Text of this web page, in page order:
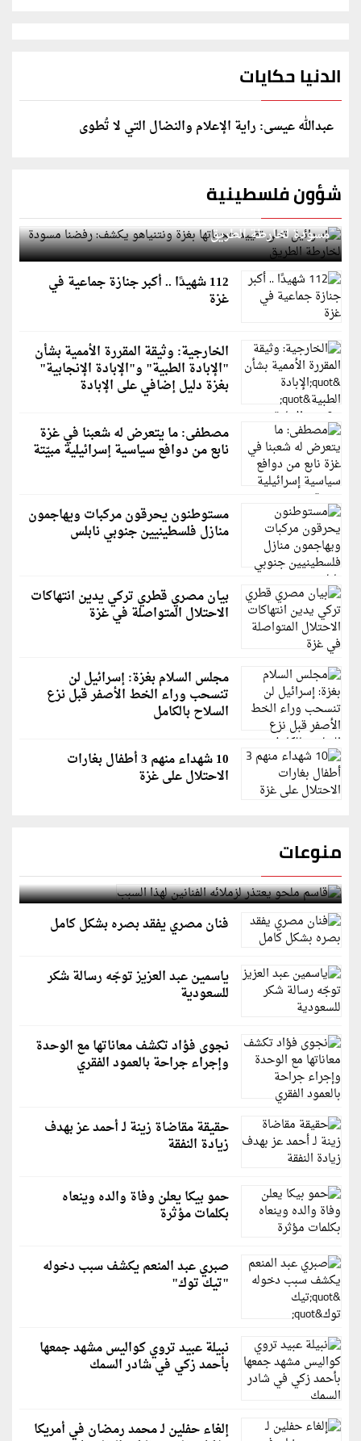
الدنيا حكايات
عبدالله عيسى: راية الإعلام والنضال التي لا تُطوى
شؤون فلسطينية
إسرائيل تعلن تقييد هجماتها بغزة ونتنياهو يكشف: رفضنا
مسودة لخارطة الطريق
112 شهيدًا .. أكبر جنازة جماعية في
غزة
الخارجية: وثيقة المقررة الأممية بشأن
"الإبادة الطبية" و"الإبادة الإنجابية"
بغزة دليل إضافي على الإبادة
مصطفى: ما يتعرض له شعبنا في غزة
نابع من دوافع سياسية إسرائيلية مبيّتة
مستوطنون يحرقون مركبات ويهاجمون
منازل فلسطينيين جنوبي نابلس
بيان مصري قطري تركي يدين انتهاكات
الاحتلال المتواصلة في غزة
مجلس السلام بغزة: إسرائيل لن
تنسحب وراء الخط الأصفر قبل نزع
السلاح بالكامل
10 شهداء منهم 3 أطفال بغارات
الاحتلال على غزة
منوعات
قاسم ملحو يعتذر لزملائه الفنانين لهذا السبب
فنان مصري يفقد بصره بشكل كامل
ياسمين عبد العزيز توجّه رسالة شكر
للسعودية
نجوى فؤاد تكشف معاناتها مع الوحدة
وإجراء جراحة بالعمود الفقري
حقيقة مقاضاة زينة لـ أحمد عز بهدف
زيادة النفقة
حمو بيكا يعلن وفاة والده وينعاه
بكلمات مؤثرة
صبري عبد المنعم يكشف سبب دخوله
"تيك توك"
نبيلة عبيد تروي كواليس مشهد جمعها
بأحمد زكي في شادر السمك
إلغاء حفلين لـ محمد رمضان في أمريكا